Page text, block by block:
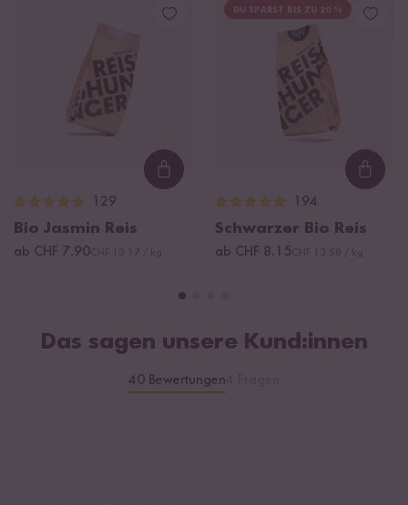
Loading...
129
Bio Jasmin Reis
ab CHF 7.90
DU SPARST BIS ZU 20 %
194
Schwarzer Bio Reis
ab CHF 8.15
Das sagen unsere Kund:innen
40 Bewertungen